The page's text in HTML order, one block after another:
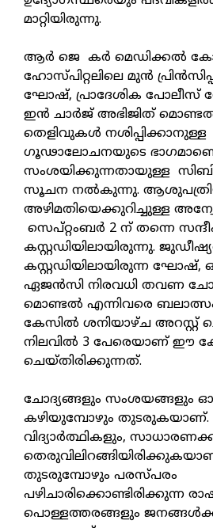
മാറ്റിയിരുന്നു.
ആര്‍ ജെ കര്‍ മെഡിക്കല്‍
ഹോസ്പിറ്റലിലെ മുന്‍
ഘോഷ്, പ്രാദേശിക പോലീസ്
ഇന്‍ ചാര്‍ജ് അഭിജിത്
തെളിവുകള്‍ നശിപ്പിക്കാനുള്ള
ഗൂഢാലോചനയുടെ
സംശയിക്കുന്നതായുള്ള
സൂചന നല്‍കുന്നു.
അഴിമതിയെക്കുറിച്ചുള്ള
സെപ്റ്റംബര്‍ 2 ന് തന്നെ
കസ്റ്റഡിയിലായിരുന്നു.
കസ്റ്റഡിയിലായിരുന്ന ഘോഷ്,
ഏജന്‍സി നിരവധി തവണ
മൊണ്ടല്‍ എന്നിവരെ
കേസില്‍ ശനിയാഴ്ച അറസ്റ്റ്
നിലവില്‍ 3 പേരെയാണ് ഈ
ചെയ്തിരിക്കുന്നത്.
ചോദ്യങ്ങളും സംശയങ്ങളും
കഴിയുമ്പോഴും തുടരുകയാണ്.
വിദ്യാര്‍ത്ഥികളും,
തുടരുമ്പോഴും പരസ്പരം
പഴിചാരിക്കൊണ്ടിരിക്കുന്ന
പൊള്ളത്തരങ്ങളും